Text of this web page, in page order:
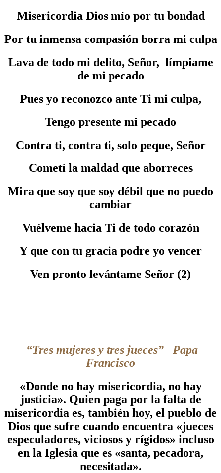
Misericordia Dios mío por tu bondad
Por tu inmensa compasión borra mi culpa
Lava de todo mi delito, Señor, límpiame
de mi pecado
Pues yo reconozco ante Ti mi culpa,
Tengo presente mi pecado
Contra ti, contra ti, solo peque, Señor
Cometí la maldad que aborreces
Mira que soy que soy débil que no puedo
cambiar
Vuélveme hacia Ti de todo corazón
Y que con tu gracia podre yo vencer
Ven pronto levántame Señor (2)
“Tres mujeres y tres jueces” Papa
Francisco
«Donde no hay misericordia, no hay
justicia». Quien paga por la falta de
misericordia es, también hoy, el pueblo de
Dios que sufre cuando encuentra «jueces
especuladores, viciosos y rígidos» incluso
en la Iglesia que es «santa, pecadora,
necesitada».